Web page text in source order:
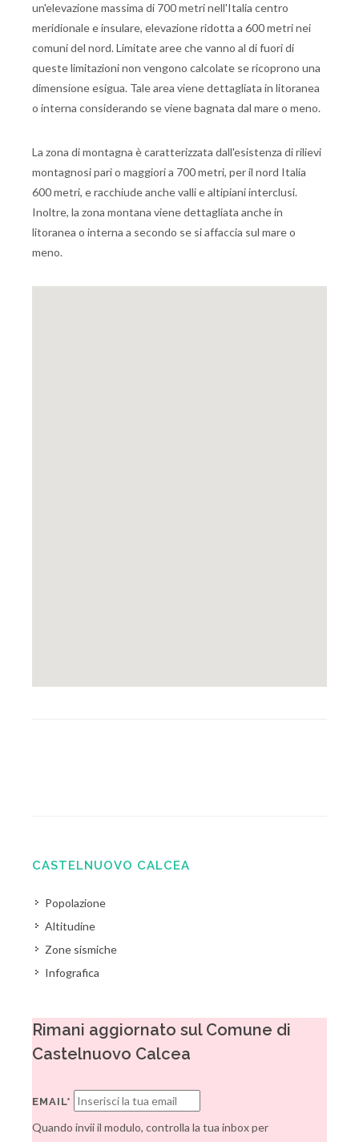
un'elevazione massima di 700 metri nell'Italia centro
meridionale e insulare, elevazione ridotta a 600 metri nei
comuni del nord. Limitate aree che vanno al di fuori di
queste limitazioni non vengono calcolate se ricoprono una
dimensione esigua. Tale area viene dettagliata in litoranea
o interna considerando se viene bagnata dal mare o meno.
La zona di montagna è caratterizzata dall'esistenza di rilievi
montagnosi pari o maggiori a 700 metri, per il nord Italia
600 metri, e racchiude anche valli e altipiani interclusi.
Inoltre, la zona montana viene dettagliata anche in
litoranea o interna a secondo se si affaccia sul mare o
meno.
CASTELNUOVO CALCEA
Popolazione
Altitudine
Zone sismiche
Infografica
Rimani aggiornato sul Comune di
Castelnuovo Calcea
EMAIL*
Quando invii il modulo, controlla la tua inbox per